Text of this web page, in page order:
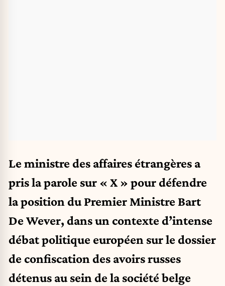
Le ministre des affaires étrangères a
pris la parole sur « X » pour défendre
la position du Premier Ministre Bart
De Wever, dans un contexte d’intense
débat politique européen sur le dossier
de confiscation des avoirs russes
détenus au sein de la société belge